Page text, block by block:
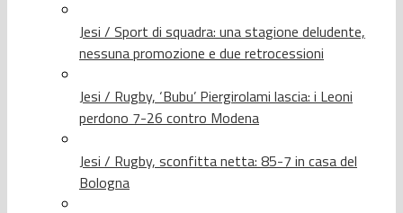
Jesi / Sport di squadra: una stagione deludente,
nessuna promozione e due retrocessioni
Jesi / Rugby, ‘Bubu’ Piergirolami lascia: i Leoni
perdono 7-26 contro Modena
Jesi / Rugby, sconfitta netta: 85-7 in casa del
Bologna